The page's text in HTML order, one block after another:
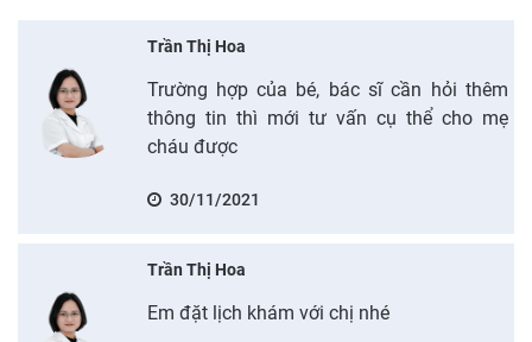
Trần Thị Hoa
Trường hợp của bé, bác sĩ cần hỏi thêm
thông tin thì mới tư vấn cụ thể cho mẹ
cháu được
30/11/2021
Trần Thị Hoa
Em đặt lịch khám với chị nhé